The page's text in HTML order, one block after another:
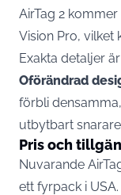
AirTag 2
Vision Pro, vilket
Exakta detaljer
Oförändrad
förbli
utbytbart
Pris och
Nuvarande
ett fyrpack i